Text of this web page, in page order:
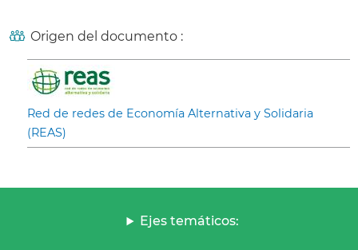
Origen del documento :
Red de redes de Economía Alternativa y Solidaria
(REAS)
Ejes temáticos: